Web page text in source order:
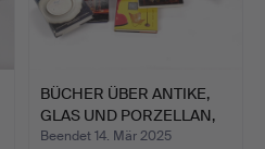
BÜCHER ÜBER ANTIKE,
GLAS UND PORZELLAN,
16…
Beendet 14. Mär 2025